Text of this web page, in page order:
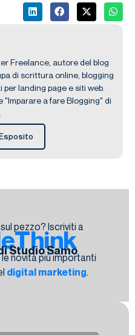
Freelance, autore del blog
di scrittura online, blogging
landing page e siti web.
a fare Blogging" di
pezzo? Iscriviti a
Studio Samo
novità più importanti
digital marketing.